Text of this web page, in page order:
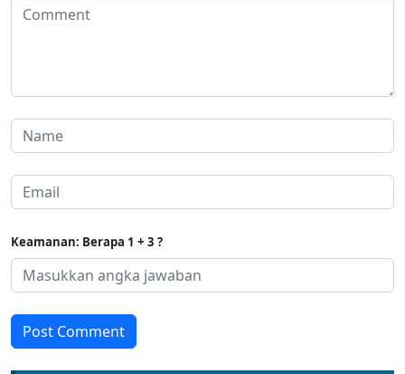
Keamanan: Berapa 1 + 3 ?
Post Comment